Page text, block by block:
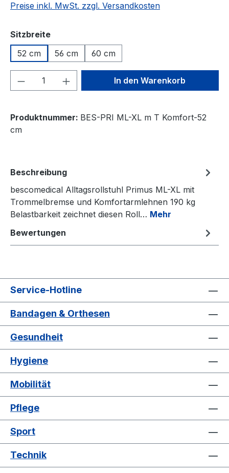
Preise inkl. MwSt. zzgl. Versandkosten
Sitzbreiteauswählen
52 cm
56 cm 60 cm
Produkt Anzahl: Gib denIn den Warenkorb
Produktnummer: BES-PRI ML-XL m T Komfort-52
cm
Beschreibung
bescomedical Alltagsrollstuhl Primus ML-XL mit
Trommelbremse und Komfortarmlehnen 190 kg
Belastbarkeit zeichnet diesen Roll… Mehr
Bewertungen
Service-Hotline
Bandagen & Orthesen
Gesundheit
Hygiene
Mobilität
Pflege
Sport
Technik